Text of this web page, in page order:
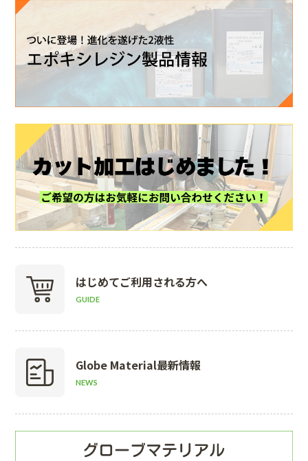
はじめてご利用される方へ
GUIDE
Globe Material最新情報
NEWS